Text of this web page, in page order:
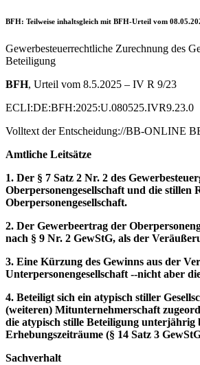
BFH: Teilweise inhaltsgleich mit BFH-Urteil vom
Gewerbesteuerrechtliche Zurechnung des
Beteiligung
BFH, Urteil vom 8.5.2025 – IV R 9/23
ECLI:DE:BFH:2025:U.080525.IVR9.23.0
Volltext der Entscheidung://BB-ONLINE
Amtliche Leitsätze
1. Der § 7 Satz 2 Nr. 2 des
Oberpersonengesellschaft und die stillen
Oberpersonengesellschaft.
2. Der Gewerbeertrag der
nach § 9 Nr. 2 GewStG, als der
3. Eine Kürzung des Gewinns aus der
Unterpersonengesellschaft ‑‑nicht aber
4. Beteiligt sich ein atypisch stiller
(weiteren) Mitunternehmerschaft
die atypisch stille Beteiligung unterjährig
Erhebungszeiträume (§ 14 Satz 3
Sachverhalt